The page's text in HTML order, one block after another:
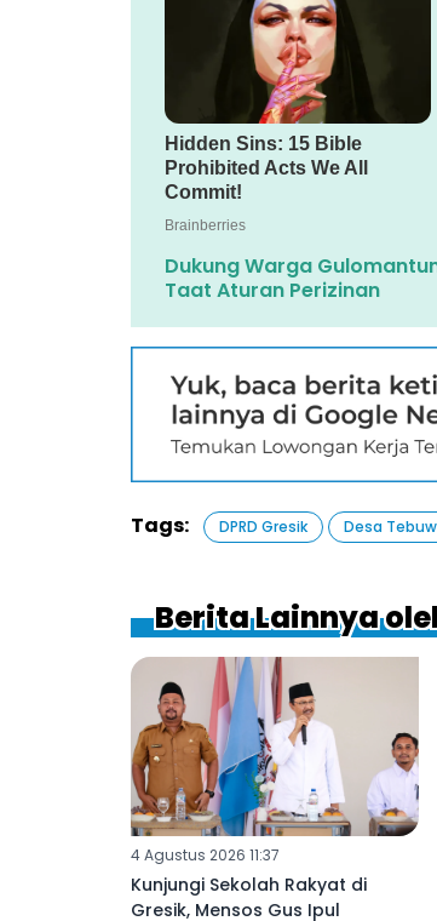
Dukung Warga
Taat Aturan Perizinan
Tags: DPRD Gresik Desa
Berita Lainnya
4 Agustus 2026 11:37
Kunjungi Sekolah Rakyat di
Gresik, Mensos Gus Ipul